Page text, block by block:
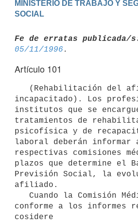
MINISTERIO DE TRABAJO Y
Fe de erratas publicada/
05/11/1996
Artículo 101
incapacitado). Los
institutos que se
tratamientos de
psicofísica y de
laboral deberán informar
respectivas comisiones
plazos que determine el
Previsión Social, la
afiliado.
conforme a los informes
cosidere